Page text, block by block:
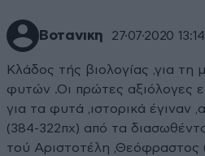
Βοτανικη 27·07·2020 13:14
Κλάδος τής βιολογίας ,για
φυτών .Οι πρώτες αξιόλογες
για τα φυτά ,ιστορικά έγιναν
(384-322πχ) από τα
τού Αριστοτέλη ,Θεόφραστος